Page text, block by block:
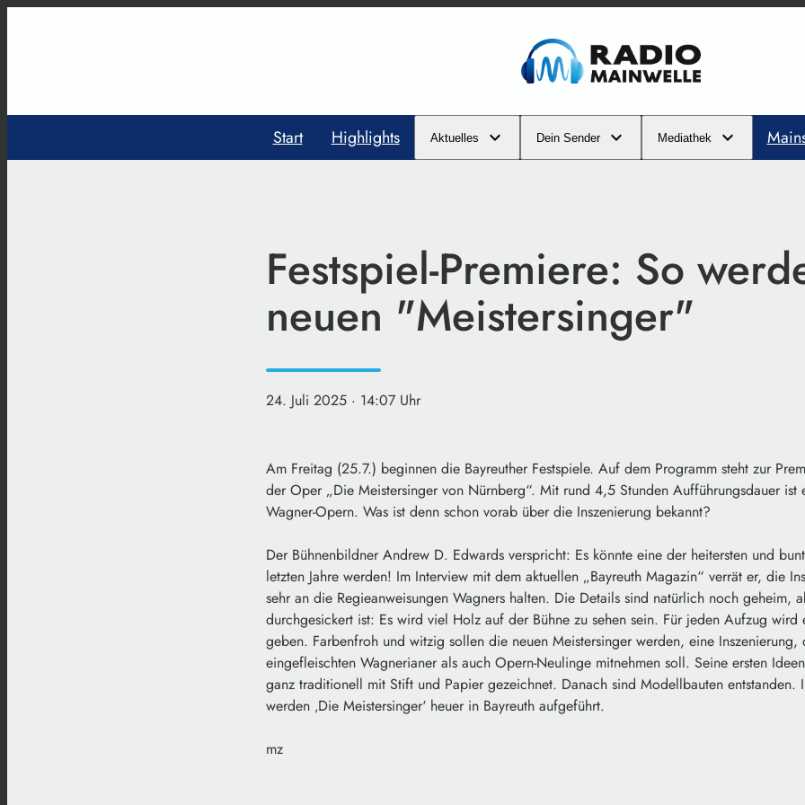
Start Highlights Aktuelles Dein Sender Mediathek
Festspiel-Premiere: So
neuen "Meistersinger"
24. Juli 2025 · 14:07 Uhr
Am Freitag (25.7.) beginnen die Bayreuther Festspiele. Auf dem Programm steht zur
der Oper „Die Meistersinger von Nürnberg“. Mit rund 4,5 Stunden Aufführungsdauer ist
Wagner-Opern. Was ist denn schon vorab über die Inszenierung bekannt?
Der Bühnenbildner Andrew D. Edwards verspricht: Es könnte eine der heitersten und
letzten Jahre werden! Im Interview mit dem aktuellen „Bayreuth Magazin“ verrät er, die
sehr an die Regieanweisungen Wagners halten. Die Details sind natürlich noch geheim,
durchgesickert ist: Es wird viel Holz auf der Bühne zu sehen sein. Für jeden Aufzug wird
geben. Farbenfroh und witzig sollen die neuen Meistersinger werden, eine
eingefleischten Wagnerianer als auch Opern-Neulinge mitnehmen soll. Seine ersten
ganz traditionell mit Stift und Papier gezeichnet. Danach sind Modellbauten entstanden.
werden ‚Die Meistersinger‘ heuer in Bayreuth aufgeführt.
mz